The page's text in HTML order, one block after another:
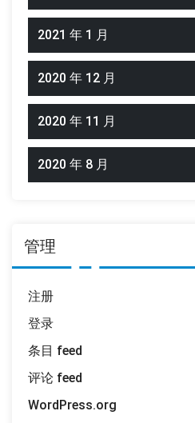
2021 年 1 月
2020 年 12 月
2020 年 11 月
2020 年 8 月
管理
注册
登录
条目 feed
评论 feed
WordPress.org